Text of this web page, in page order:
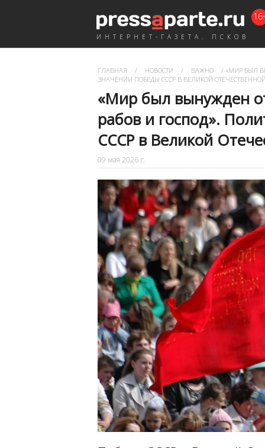
ИНТЕРНЕТ-ГАЗЕТА. ПСКОВ
ГЛАВНАЯ / НОВОСТИ / ВАЖНО / «МИР БЫЛ
ЗНАЧЕНИИ ПОБЕДЫ СССР В ВЕЛИКОЙ
«Мир был вынужден
рабов и господ».
СССР в Великой
09 мая 2026 г.